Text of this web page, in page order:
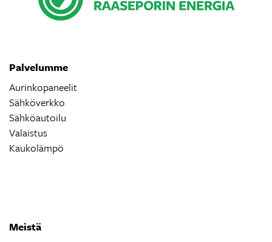
Palvelumme
Aurinkopaneelit
Sähköverkko
Sähköautoilu
Valaistus
Kaukolämpö
Meistä